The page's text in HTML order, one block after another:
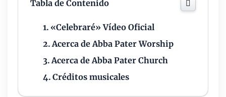
Tabla de Contenido
«Celebraré» Vídeo Oficial
Acerca de Abba Pater Worship
Acerca de Abba Pater Church
Créditos musicales